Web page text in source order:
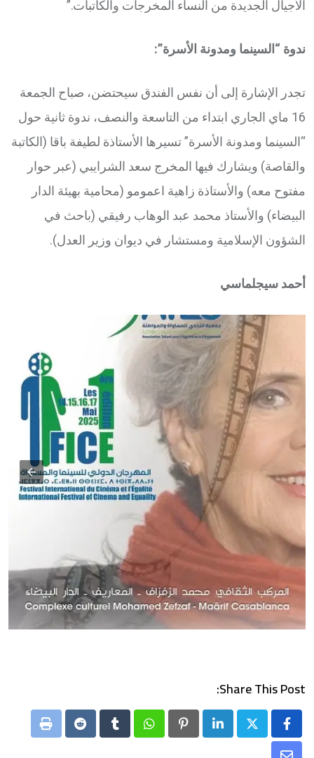
الأجيال الجديدة من النساء المخرجات والكاتبات.”
ندوة “السينما ومدونة الأسرة”:
تجدر الإشارة إلى أن نفس الفندق سيحتضن، صباح الجمعة
16 ماي الجاري ابتداء من التاسعة والنصف، ندوة ثانية حول
“السينما ومدونة الأسرة” تسيرها الأستاذة لطيفة باقا (الكاتبة
والقاصة) ويشارك فيها المخرج سعد الشرايبي (عبر حوار
مفتوح معه) والأستاذة زاهية اعمومو (محامية بهيئة الدار
البيضاء) والأستاذ محمد عبد الوهاب رفيقي (باحث في
الشؤون الإسلامية ومستشار في ديوان وزير العدل).
أحمد سيجلماسي
Share This Post:
LinkedIn
Pinterest
Whatsapp
Tumblr
Reddit
Print